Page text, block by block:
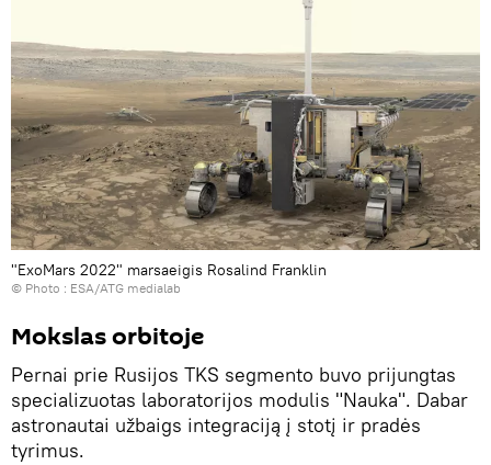
"ExoMars 2022" marsaeigis Rosalind Franklin
© Photo : ESA/ATG medialab
Mokslas orbitoje
Pernai prie Rusijos TKS segmento buvo prijungtas
specializuotas laboratorijos modulis "Nauka". Dabar
astronautai užbaigs integraciją į stotį ir pradės
tyrimus.